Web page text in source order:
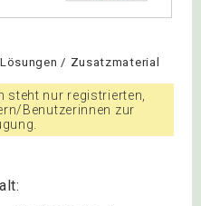
/ Zusatzmaterial
steht nur registrierten,
Benutzerinnen zur